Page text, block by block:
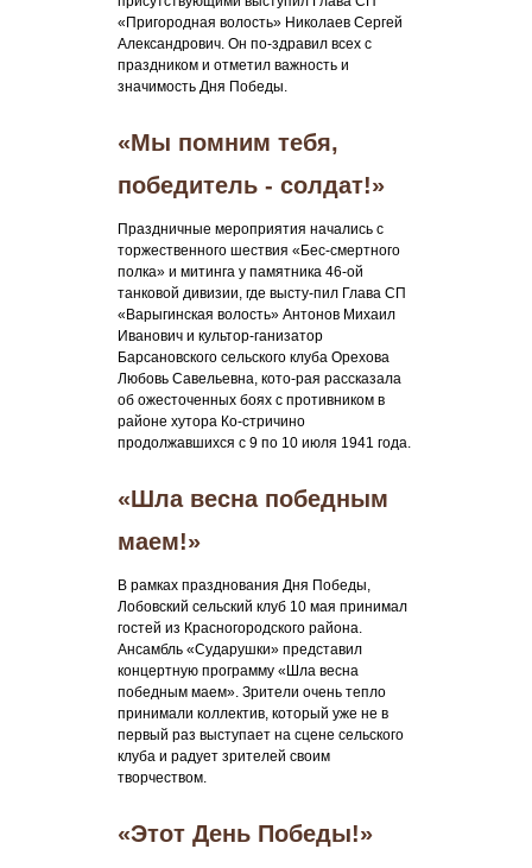
«Пригородная волость» Николаев Сергей
Александрович. Он по-здравил всех с
праздником и отметил важность и
значимость Дня Победы.
«Мы помним тебя,
победитель - солдат!»
Праздничные мероприятия начались с
торжественного шествия «Бес-смертного
полка» и митинга у памятника 46-ой
танковой дивизии, где высту-пил Глава СП
«Варыгинская волость» Антонов Михаил
Иванович и культор-ганизатор
Барсановского сельского клуба Орехова
Любовь Савельевна, кото-рая рассказала
об ожесточенных боях с противником в
районе хутора Ко-стричино
продолжавшихся с 9 по 10 июля 1941 года.
«Шла весна победным
маем!»
В рамках празднования Дня Победы,
Лобовский сельский клуб 10 мая принимал
гостей из Красногородского района.
Ансамбль «Сударушки» представил
концертную программу «Шла весна
победным маем». Зрители очень тепло
принимали коллектив, который уже не в
первый раз выступает на сцене сельского
клуба и радует зрителей своим
творчеством.
«Этот День Победы!»